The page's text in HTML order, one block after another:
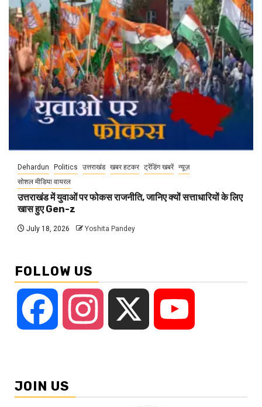
Dehardun Politics उत्तराखंड खबर हटकर ट्रेंडिंग खबरें न्यूज़
सोशल मीडिया वायरल
उत्तराखंड में युवाओं पर फोकस राजनीति, जानिए क्यों सत्ताधारियों के लिए
खास हुए Gen-z
July 18, 2026 Yoshita Pandey
FOLLOW US
Facebook Instagram
JOIN US